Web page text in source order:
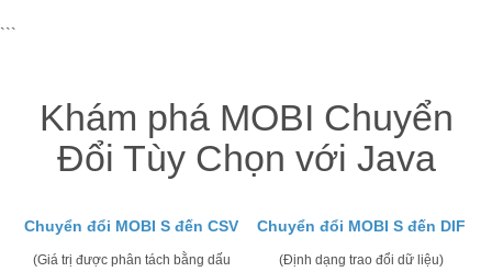
```
Khám phá MOBI Chuyển
Đổi Tùy Chọn với Java
Chuyển đổi MOBI S đến CSV
(Giá trị được phân tách bằng dấu
Chuyển đổi MOBI S đến DIF
(Định dạng trao đổi dữ liệu)